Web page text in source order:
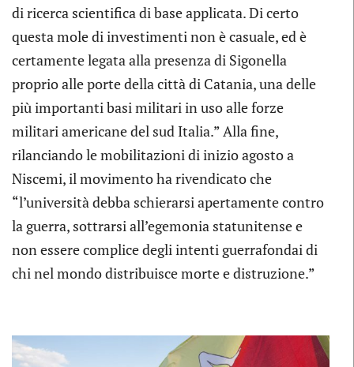
di ricerca scientifica di base applicata. Di certo
questa mole di investimenti non è casuale, ed è
certamente legata alla presenza di Sigonella
proprio alle porte della città di Catania, una delle
più importanti basi militari in uso alle forze
militari americane del sud Italia.” Alla fine,
rilanciando le mobilitazioni di inizio agosto a
Niscemi, il movimento ha rivendicato che
“l’università debba schierarsi apertamente contro
la guerra, sottrarsi all’egemonia statunitense e
non essere complice degli intenti guerrafondai di
chi nel mondo distribuisce morte e distruzione.”